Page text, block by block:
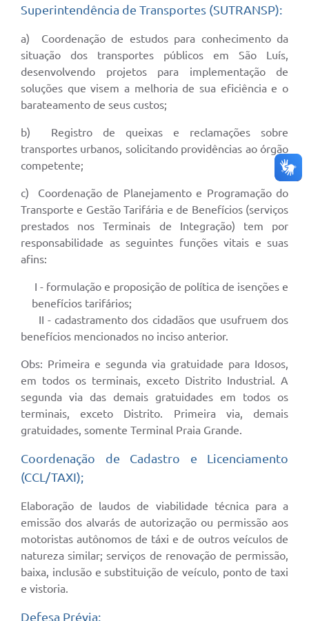
Superintendência de Transportes (SUTRANSP):
a) Coordenação de estudos para conhecimento da
situação dos transportes públicos em São Luís,
desenvolvendo projetos para implementação de
soluções que visem a melhoria de sua eficiência e o
barateamento de seus custos;
b) Registro de queixas e reclamações sobre
transportes urbanos, solicitando providências ao órgão
competente;
c) Coordenação de Planejamento e Programação do
Transporte e Gestão Tarifária e de Benefícios (serviços
prestados nos Terminais de Integração) tem por
responsabilidade as seguintes funções vitais e suas
afins:
I - formulação e proposição de política de isenções e
benefícios tarifários;
II - cadastramento dos cidadãos que usufruem dos
benefícios mencionados no inciso anterior.
Obs: Primeira e segunda via gratuidade para Idosos,
em todos os terminais, exceto Distrito Industrial. A
segunda via das demais gratuidades em todos os
terminais, exceto Distrito. Primeira via, demais
gratuidades, somente Terminal Praia Grande.
Coordenação de Cadastro e Licenciamento
(CCL/TAXI);
Elaboração de laudos de viabilidade técnica para a
emissão dos alvarás de autorização ou permissão aos
motoristas autônomos de táxi e de outros veículos de
natureza similar; serviços de renovação de permissão,
baixa, inclusão e substituição de veículo, ponto de taxi
e vistoria.
Defesa Prévia;